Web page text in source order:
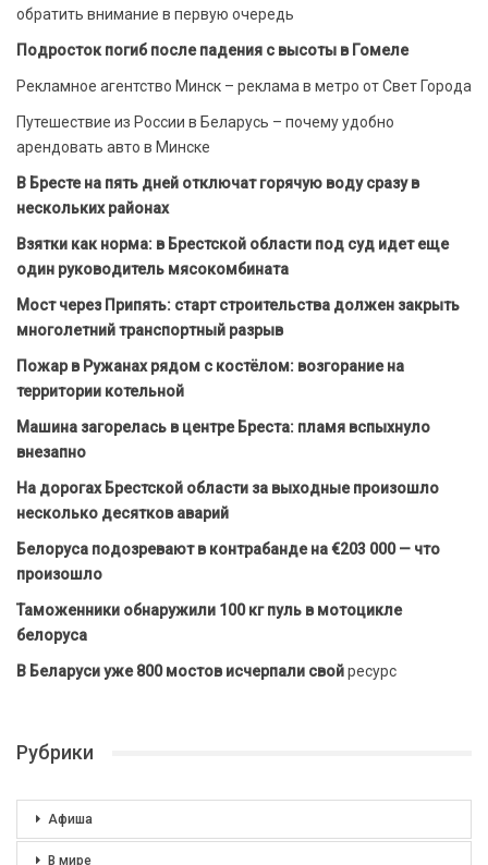
обратить внимание в первую очередь
Подросток погиб после падения с высоты в Гомеле
Рекламное агентство Минск – реклама в метро от Свет Города
Путешествие из России в Беларусь – почему удобно
арендовать авто в Минске
В Бресте на пять дней отключат горячую воду сразу в
нескольких районах
Взятки как норма: в Брестской области под суд идет еще
один руководитель мясокомбината
Мост через Припять: старт строительства должен закрыть
многолетний транспортный разрыв
Пожар в Ружанах рядом с костёлом: возгорание на
территории котельной
Машина загорелась в центре Бреста: пламя вспыхнуло
внезапно
На дорогах Брестской области за выходные произошло
несколько десятков аварий
Белоруса подозревают в контрабанде на €203 000 — что
произошло
Таможенники обнаружили 100 кг пуль в мотоцикле
белоруса
В Беларуси уже 800 мостов исчерпали свойресурс
Рубрики
Афиша
В мире